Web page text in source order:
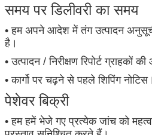
PC200-2
S6D105
PC200-3 नई
S6D105
समय पर डिलीवरी का समय
• हम अपने आदेश में तंग उत्पादन
है।
• उत्पादन / निरीक्षण रिपोर्ट
• कार्गो पर चढ़ने से पहले शिपिंग नोटिस।
पेशेवर बिक्री
• हम हमें भेजे गए प्रत्येक जांच को महत्व